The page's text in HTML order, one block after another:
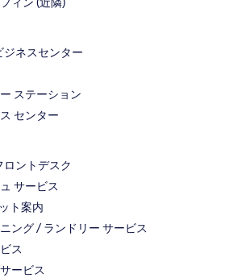
ネスセンター
ステーション
センター
ントデスク
サービス
ト案内
ング / ランドリー サービス
ス
ービス